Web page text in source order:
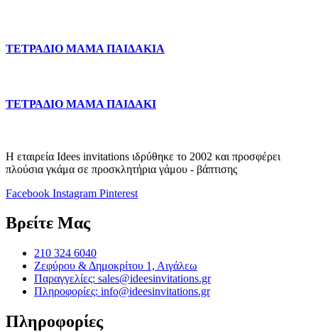
ΤΕΤΡΑΔΙΟ ΜΑΜΑ ΠΑΙΔΑΚΙΑ
ΤΕΤΡΑΔΙΟ ΜΑΜΑ ΠΑΙΔΑΚΙ
Η εταιρεία Idees invitations ιδρύθηκε το 2002 και προσφέρει
πλούσια γκάμα σε προσκλητήρια γάμου - βάπτισης
Facebook Instagram Pinterest
Βρείτε Μας
210 324 6040
Ζεφύρου & Δημοκρίτου 1, Αιγάλεω
Παραγγελίες: sales@ideesinvitations.gr
Πληροφορίες: info@ideesinvitations.gr
Πληροφορίες